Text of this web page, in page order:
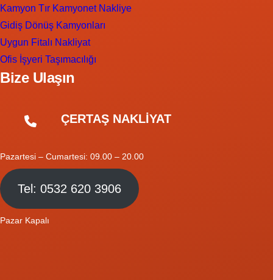
Kamyon Tır Kamyonet Nakliye
Gidiş Dönüş Kamyonları
Uygun Fitalı Nakliyat
Ofis İşyeri Taşımacılığı
Bize Ulaşın
ÇERTAŞ NAKLİYAT
Pazartesi – Cumartesi: 09.00 – 20.00
Tel: 0532 620 3906
Pazar Kapalı